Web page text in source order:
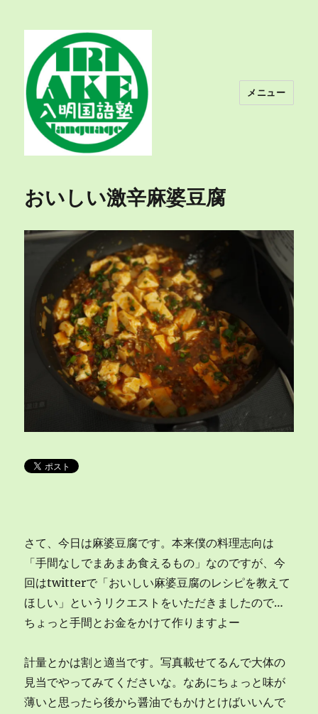
メニュー
おいしい激辛麻婆豆腐
さて、今日は麻婆豆腐です。本来僕の料理志向は
「手間なしでまあまあ食えるもの」なのですが、今
回はtwitterで「おいしい麻婆豆腐のレシピを教えて
ほしい」というリクエストをいただきましたので…
ちょっと手間とお金をかけて作りますよー
計量とかは割と適当です。写真載せてるんで大体の
見当でやってみてくださいな。なあにちょっと味が
薄いと思ったら後から醤油でもかけとけばいいんで